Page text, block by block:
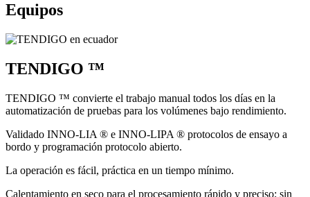
Equipos
TENDIGO ™
TENDIGO ™ convierte el trabajo manual todos los días en la
automatización de pruebas para los volúmenes bajo rendimiento.
Validado INNO-LIA ® e INNO-LIPA ® protocolos de ensayo a
bordo y programación protocolo abierto.
La operación es fácil, práctica en un tiempo mínimo.
Calentamiento en seco para el procesamiento rápido y preciso; sin